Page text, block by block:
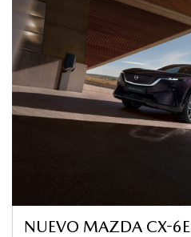
NUEVO MAZDA CX-6E